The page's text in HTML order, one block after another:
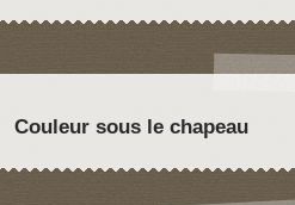
Couleur sous le chapeau